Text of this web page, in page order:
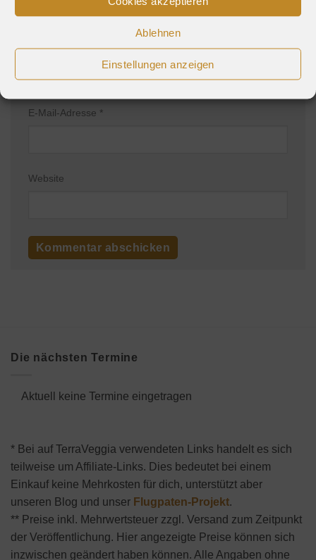
Ablehnen
Einstellungen anzeigen
Name*
E-Mail-Adresse *
Website
Die nächsten Termine
Aktuell keine Termine eingetragen
* Bei auf TerraVeggia verwendeten Links handelt es sich
teilweise um Affiliate-Links. Dies bedeutet bei einem
Einkauf keine Mehrkosten für dich, unterstützt aber
unseren Blog und unser Flugpaten-Projekt.
** Preise inkl. Mehrwertsteuer zzgl. Versand zum Zeitpunkt
der Veröffentlichung. Hier angezeigte Preise können sich
inzwischen geändert haben können. Alle Angaben ohne